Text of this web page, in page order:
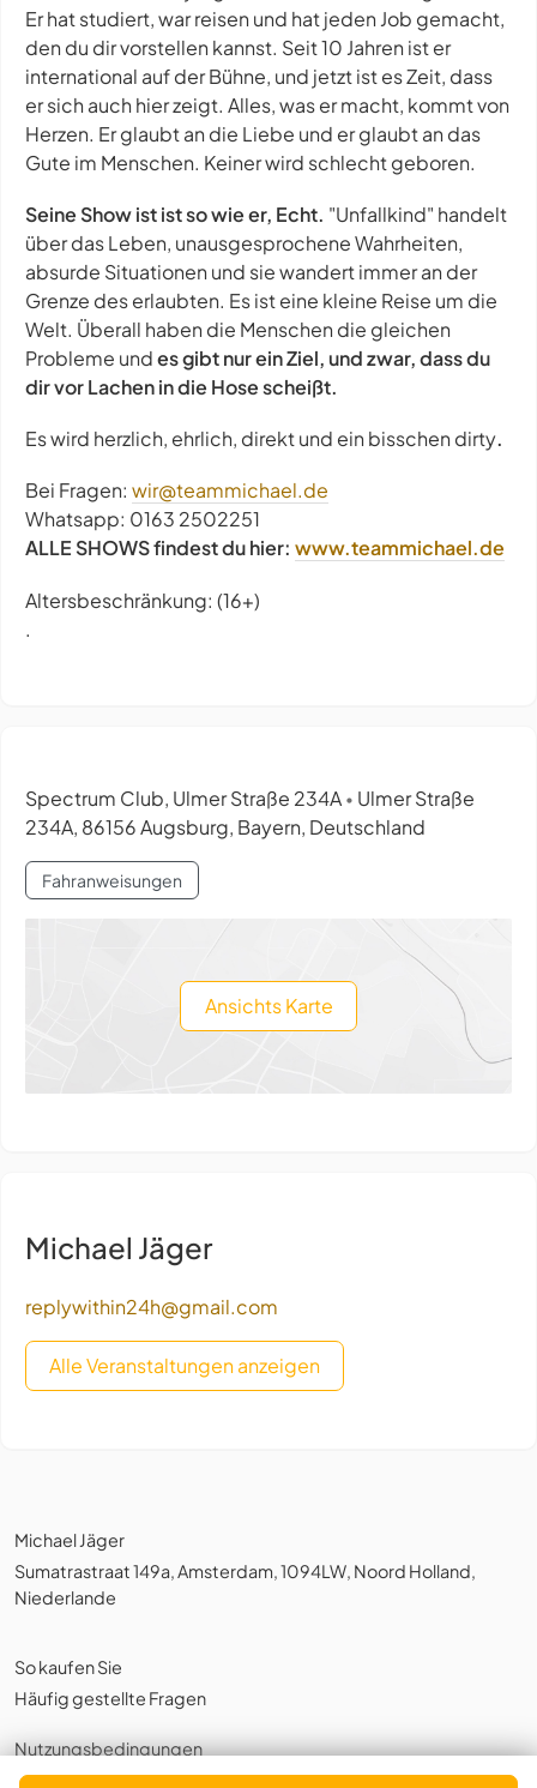
Er hat studiert, war reisen und hat jeden Job gemacht,
den du dir vorstellen kannst. Seit 10 Jahren ist er
international auf der Bühne, und jetzt ist es Zeit, dass
er sich auch hier zeigt. Alles, was er macht, kommt von
Herzen. Er glaubt an die Liebe und er glaubt an das
Gute im Menschen. Keiner wird schlecht geboren.
Seine Show ist ist so wie er, Echt. "Unfallkind" handelt
über das Leben, unausgesprochene Wahrheiten,
absurde Situationen und sie wandert immer an der
Grenze des erlaubten. Es ist eine kleine Reise um die
Welt. Überall haben die Menschen die gleichen
Probleme undes gibt nur ein Ziel, und zwar, dass du
dir vor Lachen in die Hose scheißt.
Es wird herzlich, ehrlich, direkt und ein bisschen dirty.
Bei Fragen: wir@teammichael.de
Whatsapp: 0163 2502251
ALLE SHOWS findest du hier: www.teammichael.de
Altersbeschränkung: (16+)
.
Spectrum Club, Ulmer Straße 234A • Ulmer Straße
234A, 86156 Augsburg, Bayern, Deutschland
Fahranweisungen
Ansichts Karte
Michael Jäger
replywithin24h@gmail.com
Alle Veranstaltungen anzeigen
Michael Jäger
Sumatrastraat 149a, Amsterdam, 1094LW, Noord Holland,
Niederlande
So kaufen Sie
Häufig gestellte Fragen
Nutzungsbedingungen
Datenschutzerklärung,Cookies